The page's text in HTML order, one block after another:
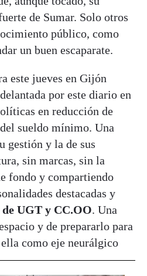
de Sumar. Solo otros
público, como
un buen escaparate.
este jueves en Gijón
por este diario en
en reducción de
sueldo mínimo. Una
gestión y la de sus
sin marcas, sin la
fondo y compartiendo
destacadas y
UGT y CC.OO. Una
y de prepararlo para
como eje neurálgico